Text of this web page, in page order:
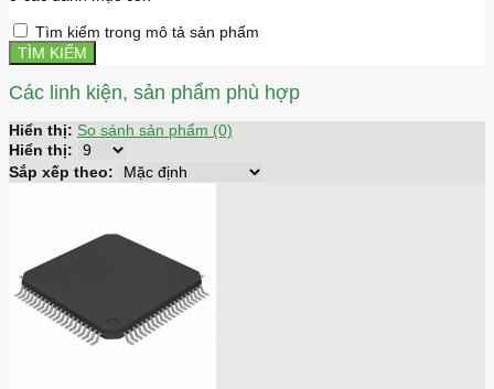
Tìm kiếm trong mô tả sản phẩm
Các linh kiện, sản phẩm phù hợp
Hiển thị: So sánh sản phẩm (0)
Hiển thị:
Sắp xếp theo: